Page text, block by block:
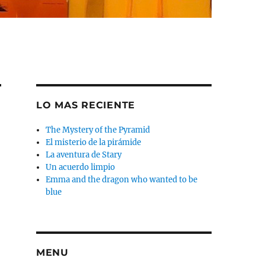
LO MAS RECIENTE
The Mystery of the Pyramid
El misterio de la pirámide
La aventura de Stary
Un acuerdo limpio
Emma and the dragon who wanted to be
blue
MENU